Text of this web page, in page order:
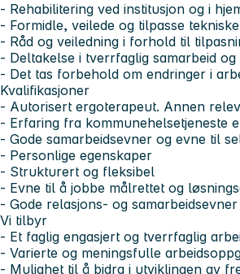
- Rehabilitering ved institusjon og i
- Formidle, veilede og tilpasse
- Råd og veiledning i forhold til
- Deltakelse i tverrfaglig samarbeid
- Det tas forbehold om endringer i
Kvalifikasjoner
- Autorisert ergoterapeut. Annen
- Erfaring fra kommunehelsetjeneste
- Gode samarbeidsevner og evne til
- Personlige egenskaper
- Strukturert og fleksibel
- Evne til å jobbe målrettet og
- Gode relasjons- og samarbeidsevner
Vi tilbyr
- Et faglig engasjert og tverrfaglig
- Varierte og meningsfulle
- Mulighet til å bidra i utviklingen av